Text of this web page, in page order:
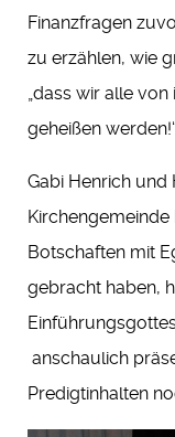
Finanzfragen
zu erzählen, wie
„dass wir alle
geheißen
Gabi Henrich
Botschaften mit
gebracht haben,
anschaulich
Predigtinhalten